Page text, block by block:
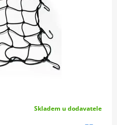
Skladem u dodavatele